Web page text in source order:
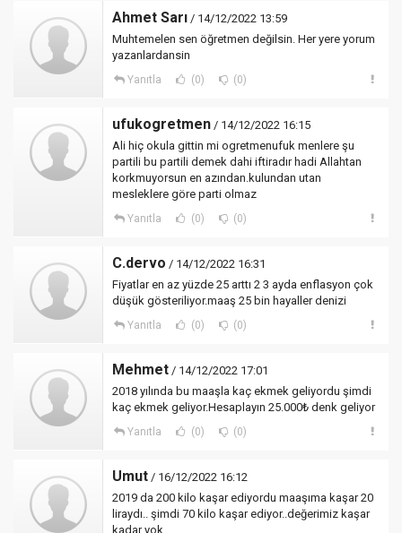
Ahmet Sarı / 14/12/2022 13:59
Muhtemelen sen öğretmen değilsin. Her yere yorum
yazanlardansin
Yanıtla (0) (0)
ufukogretmen / 14/12/2022 16:15
Ali hiç okula gittin mi ogretmenufuk menlere şu
partili bu partili demek dahi iftiradır hadi Allahtan
korkmuyorsun en azından.kulundan utan
mesleklere göre parti olmaz
Yanıtla (0) (0)
C.dervo / 14/12/2022 16:31
Fiyatlar en az yüzde 25 arttı 2 3 ayda enflasyon çok
düşük gösteriliyor.maaş 25 bin hayaller denizi
Yanıtla (0) (0)
Mehmet / 14/12/2022 17:01
2018 yılında bu maaşla kaç ekmek geliyordu şimdi
kaç ekmek geliyor.Hesaplayın 25.000₺ denk geliyor
Yanıtla (0) (0)
Umut / 16/12/2022 16:12
2019 da 200 kilo kaşar ediyordu maaşıma kaşar 20
liraydı.. şimdi 70 kilo kaşar ediyor..değerimiz kaşar
kadar yok